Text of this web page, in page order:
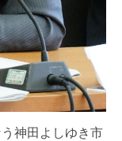
神田よしゆき市